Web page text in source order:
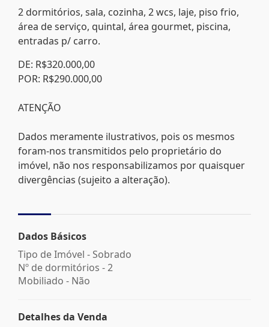
2 dormitórios, sala, cozinha, 2 wcs, laje, piso frio,
área de serviço, quintal, área gourmet, piscina,
entradas p/ carro.
DE: R$320.000,00
POR: R$290.000,00
ATENÇÃO
Dados meramente ilustrativos, pois os mesmos
foram-nos transmitidos pelo proprietário do
imóvel, não nos responsabilizamos por quaisquer
divergências (sujeito a alteração).
Dados Básicos
Tipo de Imóvel - Sobrado
Nº de dormitórios - 2
Mobiliado - Não
Detalhes da Venda